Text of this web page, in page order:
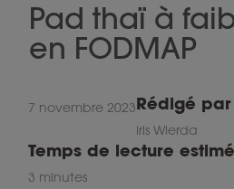
Pad thaï à
en FODMAP
7 novembre 2023Rédigé par
Iris Wierda
Temps de lecture
3 minutes